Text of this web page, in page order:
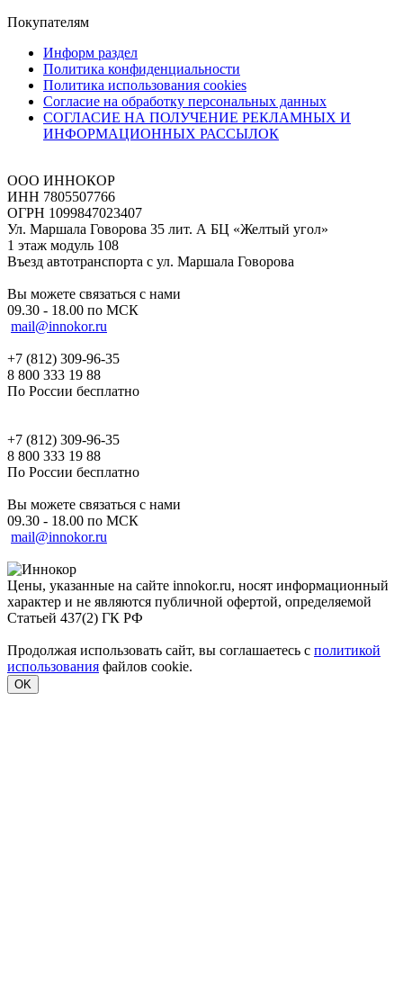
Покупателям
Информ раздел
Политика конфиденциальности
Политика использования cookies
Согласие на обработку персональных данных
СОГЛАСИЕ НА ПОЛУЧЕНИЕ РЕКЛАМНЫХ И
ИНФОРМАЦИОННЫХ РАССЫЛОК
ООО ИННОКОР
ИНН 7805507766
ОГРН 1099847023407
Ул. Маршала Говорова 35 лит. А БЦ «Желтый угол»
1 этаж модуль 108
Въезд автотранспорта с ул. Маршала Говорова
Вы можете связаться с нами
09.30 - 18.00 по МСК
mail@innokor.ru
+7 (812) 309-96-35
8 800 333 19 88
По России бесплатно
+7 (812) 309-96-35
8 800 333 19 88
По России бесплатно
Вы можете связаться с нами
09.30 - 18.00 по МСК
mail@innokor.ru
Цены, указанные на сайте innokor.ru, носят информационный
характер и не являются публичной офертой, определяемой
Статьей 437(2) ГК РФ
Продолжая использовать сайт, вы соглашаетесь с политикой
использования файлов cookie.
OK